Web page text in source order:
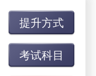
提升方式
考试科目